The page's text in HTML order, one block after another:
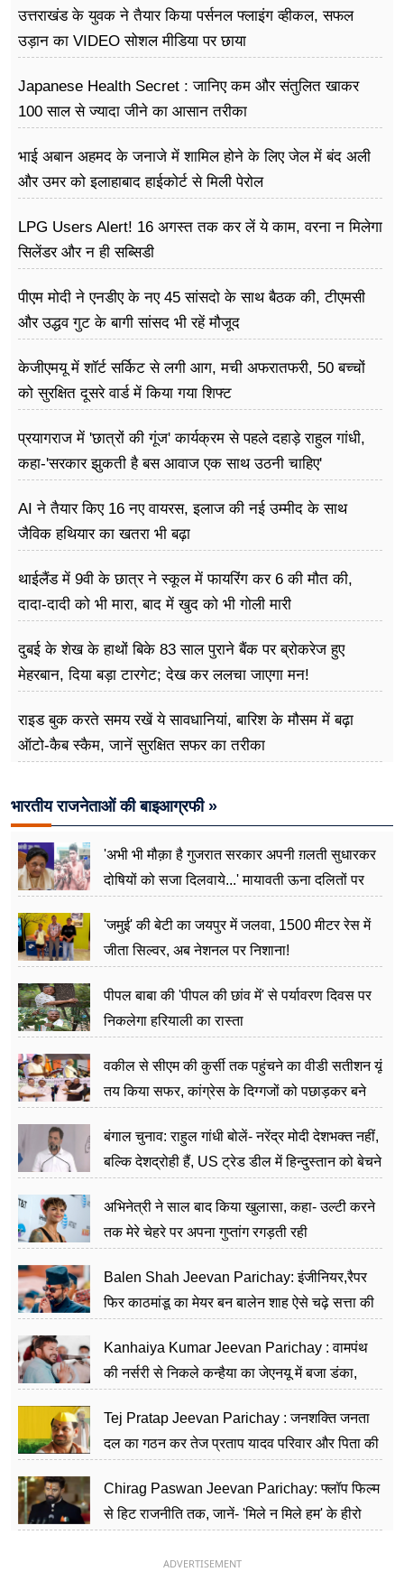
उत्तराखंड के युवक ने तैयार किया पर्सनल फ्लाइंग व्हीकल, सफल
उड़ान का VIDEO सोशल मीडिया पर छाया
Japanese Health Secret : जानिए कम और संतुलित खाकर
100 साल से ज्यादा जीने का आसान तरीका
भाई अबान अहमद के जनाजे में शामिल होने के लिए जेल में बंद अली
और उमर को इलाहाबाद हाईकोर्ट से मिली पेरोल
LPG Users Alert! 16 अगस्त तक कर लें ये काम, वरना न मिलेगा
सिलेंडर और न ही सब्सिडी
पीएम मोदी ने एनडीए के नए 45 सांसदो के साथ बैठक की, टीएमसी
और उद्धव गुट के बागी सांसद भी रहें मौजूद
केजीएमयू में शॉर्ट सर्किट से लगी आग, मची अफरातफरी, 50 बच्चों
को सुरक्षित दूसरे वार्ड में किया गया शिफ्ट
प्रयागराज में 'छात्रों की गूंज' कार्यक्रम से पहले दहाड़े राहुल गांधी,
कहा-'सरकार झुकती है बस आवाज एक साथ उठनी चाहिए'
AI ने तैयार किए 16 नए वायरस, इलाज की नई उम्मीद के साथ
जैविक हथियार का खतरा भी बढ़ा
थाईलैंड में 9वी के छात्र ने स्कूल में फायरिंग कर 6 की मौत की,
दादा-दादी को भी मारा, बाद में खुद को भी गोली मारी
दुबई के शेख के हाथों बिके 83 साल पुराने बैंक पर ब्रोकरेज हुए
मेहरबान, दिया बड़ा टारगेट; देख कर ललचा जाएगा मन!
राइड बुक करते समय रखें ये सावधानियां, बारिश के मौसम में बढ़ा
ऑटो-कैब स्कैम, जानें सुरक्षित सफर का तरीका
भारतीय राजनेताओं की बाइआग्रफी »
'अभी भी मौक़ा है गुजरात सरकार अपनी ग़लती सुधारकर
दोषियों को सजा दिलवाये...' मायावती ऊना दलितों पर
'जमुई' की बेटी का जयपुर में जलवा, 1500 मीटर रेस में
जीता सिल्वर, अब नेशनल पर निशाना!
पीपल बाबा की 'पीपल की छांव में' से पर्यावरण दिवस पर
निकलेगा हरियाली का रास्ता
वकील से सीएम की कुर्सी तक पहुंचने का वीडी सतीशन यूं
तय किया सफर, कांग्रेस के दिग्गजों को पछाड़कर बने
बंगाल चुनाव: राहुल गांधी बोलें- नरेंद्र मोदी देशभक्त नहीं,
बल्कि देशद्रोही हैं, US ट्रेड डील में हिन्दुस्तान को बेचने
अभिनेत्री ने साल बाद किया खुलासा, कहा- उल्टी करने
तक मेरे चेहरे पर अपना गुप्तांग रगड़ती रही
Balen Shah Jeevan Parichay: इंजीनियर,रैपर
फिर काठमांडू का मेयर बन बालेन शाह ऐसे चढ़े सत्ता की
Kanhaiya Kumar Jeevan Parichay : वामपंथ
की नर्सरी से निकले कन्हैया का जेएनयू में बजा डंका,
Tej Pratap Jeevan Parichay : जनशक्ति जनता
दल का गठन कर तेज प्रताप यादव परिवार और पिता की
Chirag Paswan Jeevan Parichay: फ्लॉप फिल्म
से हिट राजनीति तक, जानें- 'मिले न मिले हम' के हीरो
ADVERTISEMENT